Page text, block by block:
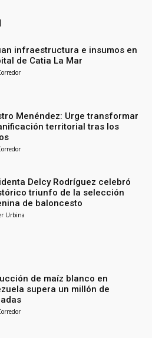
infraestructura e insumos en
de Catia La Mar
Menéndez: Urge transformar
territorial tras los
Delcy Rodríguez celebró
triunfo de la selección
de baloncesto
Urbina
de maíz blanco en
supera un millón de